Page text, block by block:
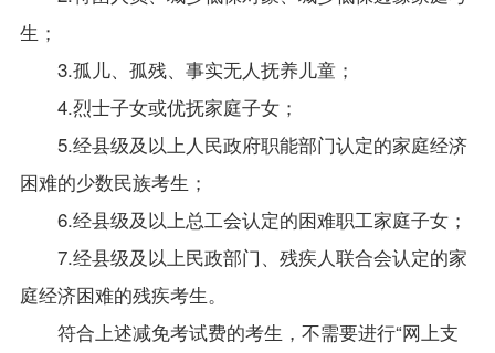
生；
3.孤儿、孤残、事实无人抚养儿童；
4.烈士子女或优抚家庭子女；
5.经县级及以上人民政府职能部门认定的家庭经济
困难的少数民族考生；
6.经县级及以上总工会认定的困难职工家庭子女；
7.经县级及以上民政部门、残疾人联合会认定的家
庭经济困难的残疾考生。
符合上述减免考试费的考生，不需要进行“网上支